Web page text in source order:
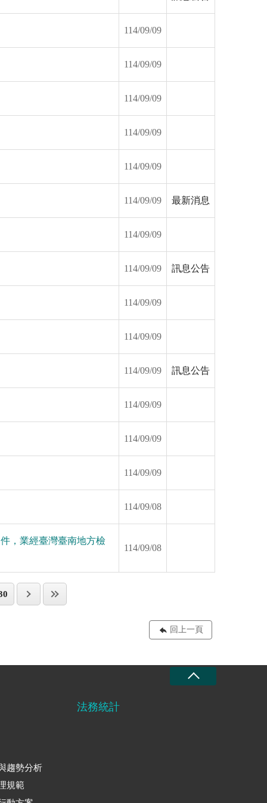
114/09/09
114/09/09
114/09/09
114/09/09
114/09/09
114/09/09 最新消息
114/09/09
114/09/09 訊息公告
114/09/09
114/09/09
114/09/09 訊息公告
114/09/09
114/09/09
114/09/09
114/09/08
，業經臺灣臺南地方檢
114/09/08
回上一頁
趨勢分析
規範
法務統計